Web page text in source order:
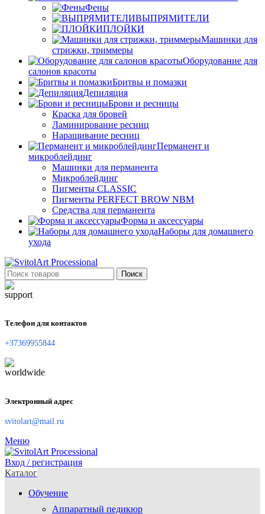
Фены
ВЫПРЯМИТЕЛИ
ПЛОЙКИ
Машинки для
стрижки, триммеры
Оборудование для
салонов красоты
Бритвы и помазки
Депиляция
Брови и ресницы
Краска для бровей
Ламинирование ресниц
Наращивание ресниц
Перманент и
микроблейдинг
Машинки для перманента
Микроблейдинг
Пигменты CLASSIC
Пигменты PERFECT BROW NBM
Средства для перманента
Форма и аксессуары
Наборы для домашнего
ухода
Поиск
Телефон для контактов
+37369955844
Электронный адрес
svitolart@mail.ru
Меню
Вход / регистрация
Каталог
Обучение
Аппаратный педикюр